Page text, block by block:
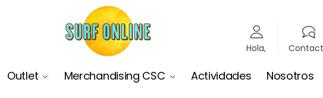
Hola,
Outlet Merchandising CSC Actividades Nosotros